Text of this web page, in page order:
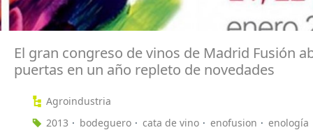
El gran congreso de vinos de Madrid Fusión
puertas en un año repleto de novedades
Agroindustria
2013
bodeguero cata de vino enofusion
enología